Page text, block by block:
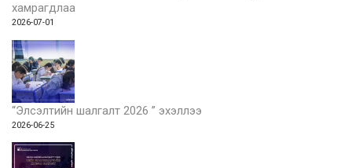
хамрагдлаа
2026-07-01
“Элсэлтийн шалгалт 2026 ” эхэллээ
2026-06-25